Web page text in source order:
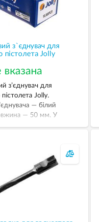
з`єднувач для
пістолета Jolly
вказана
з’єднувач для
Jolly.
— білий
— 50 мм. У